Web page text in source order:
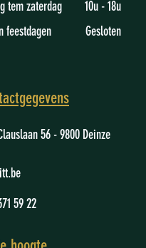
tem zaterdag 10u - 18u
feestdagen Gesloten
56 - 9800 Deinze
59 22